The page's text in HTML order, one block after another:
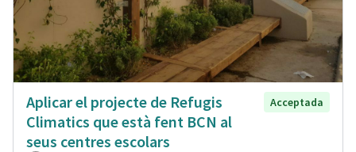
Aplicar el projecte de Refugis
Climatics que està fent BCN al
seus centres escolars
Acceptada